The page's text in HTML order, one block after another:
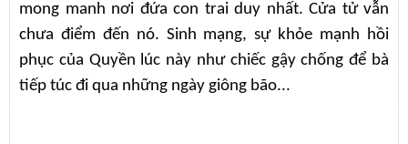
mong manh nơi đứa con trai duy nhất. Cửa tử vẫn
chưa điểm đến nó. Sinh mạng, sự khỏe mạnh hồi
phục của Quyền lúc này như chiếc gậy chống để bà
tiếp túc đi qua những ngày giông bão...